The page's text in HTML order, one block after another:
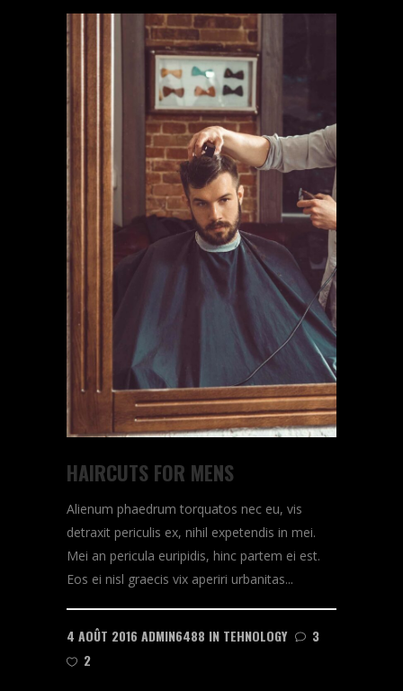
HAIRCUTS FOR MENS
Alienum phaedrum torquatos nec eu, vis
detraxit periculis ex, nihil expetendis in mei.
Mei an pericula euripidis, hinc partem ei est.
Eos ei nisl graecis vix aperiri urbanitas...
4 AOÛT 2016 ADMIN6488 IN TEHNOLOGY
3
2